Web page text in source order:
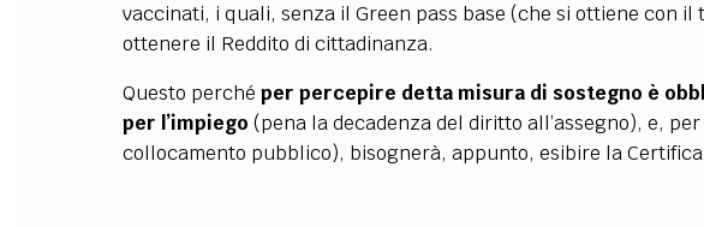
vaccinati, i quali, senza il Green pass base (che si ottiene con il
ottenere il Reddito di cittadinanza.
Questo perché per percepire detta misura di sostegno è
per l’impiego (pena la decadenza del diritto all’assegno), e,
collocamento pubblico), bisognerà, appunto, esibire la